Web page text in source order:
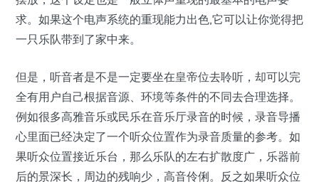
求。如果这个电声系统的重现能力出色,它可以让你觉得把
一只乐队带到了家中来。
但是，听音者是不是一定要坐在皇帝位去聆听，却可以完
全有用户自己根据音源、环境等条件的不同去合理选择。
例如很多高雅音乐或民乐在音乐厅录音的时候，录音导播
心里面已经决定了一个听众位置作为录音质量的参考。如
果听众位置接近乐台，那么乐队的左右扩散度广，乐器前
后的景深长，周边的残响少，高音伶俐。反之如果听众位